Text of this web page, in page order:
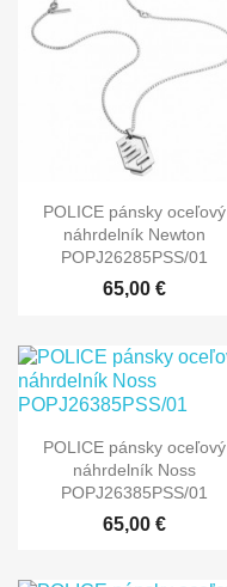
POLICE pánsky oceľový
náhrdelník Newton
POPJ26285PSS/01
65,00 €
POLICE pánsky oceľový
náhrdelník Noss
POPJ26385PSS/01
65,00 €